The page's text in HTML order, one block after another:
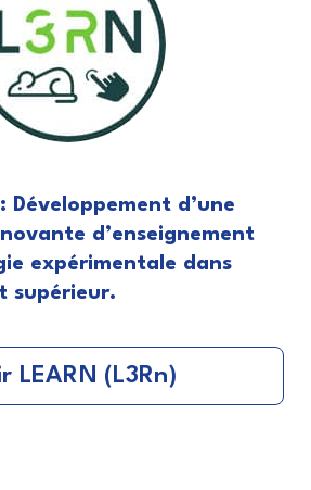
Développement d’une
d’enseignement
expérimentale dans
supérieur.
LEARN (L3Rn)